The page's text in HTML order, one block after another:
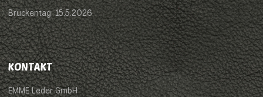
Brückentag: 15.5.2026
KONTAKT
EMME Leder GmbH